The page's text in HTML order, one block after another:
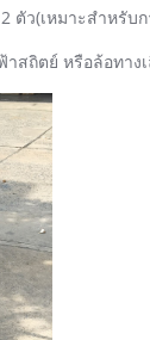
ว(เหมาะสำหรับ
สถิตย์ หรือล้อทาง